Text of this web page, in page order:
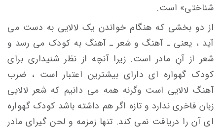
شناختی» است.
از دو بخشی که هنگام خواندن یک لالایی به دست می
آید ، یعنی ـ آهنگ و شعر ـ آهنگ به کودک می رسد و
شعر از آنِ مادر است. زیرا آنچه از نظر شنیداری برای
کودک گهواره ای دارای بیشترین اعتبار است ، ضرب
آهنگ لالایی است وگرنه همه می دانیم که شعر لالایی
زبان فاخری ندارد و تازه اگر هم داشته باشد کودک گهواره
ای آن را دریافت نمی کند. تنها زمزمه و لحن گیرای مادر